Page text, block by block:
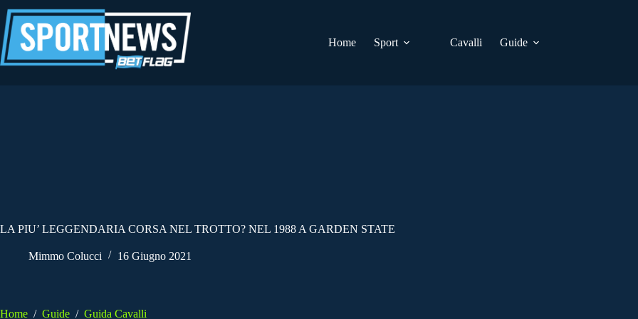
al
contenuto
Home
Sport Cavalli Guide
LA PIU’ LEGGENDARIA CORSA NEL TROTTO? NEL 1988 A GARDEN STATE
Mimmo Colucci 16 Giugno 2021
Home / Guide / Guida Cavalli